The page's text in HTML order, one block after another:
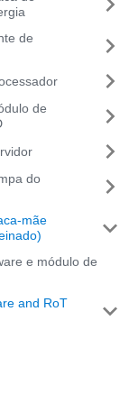
de
de
do
mãe
e módulo de
and RoT